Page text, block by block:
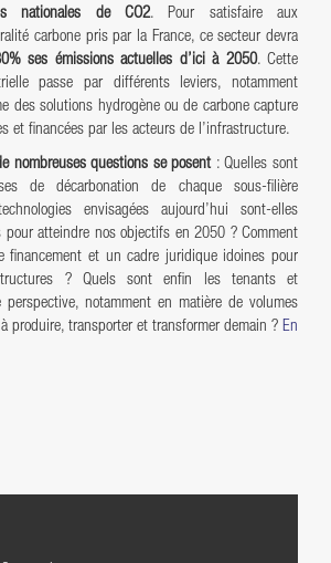
nationales de CO2. Pour satisfaire aux
carbone pris par la France, ce secteur devra
ses émissions actuelles d’ici à 2050. Cette
passe par différents leviers, notamment
des solutions hydrogène ou de carbone capture
et financées par les acteurs de l’infrastructure.
nombreuses questions se posent : Quelles sont
de décarbonation de chaque sous-filière
envisagées aujourd’hui sont-elles
pour atteindre nos objectifs en 2050 ? Comment
financement et un cadre juridique idoines pour
? Quels sont enfin les tenants et
notamment en matière de volumes
produire, transporter et transformer demain ? En